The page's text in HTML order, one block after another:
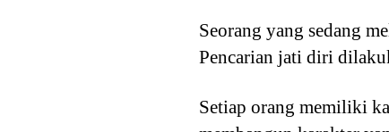
Seorang yang sedang
Pencarian jati diri
Setiap orang memiliki